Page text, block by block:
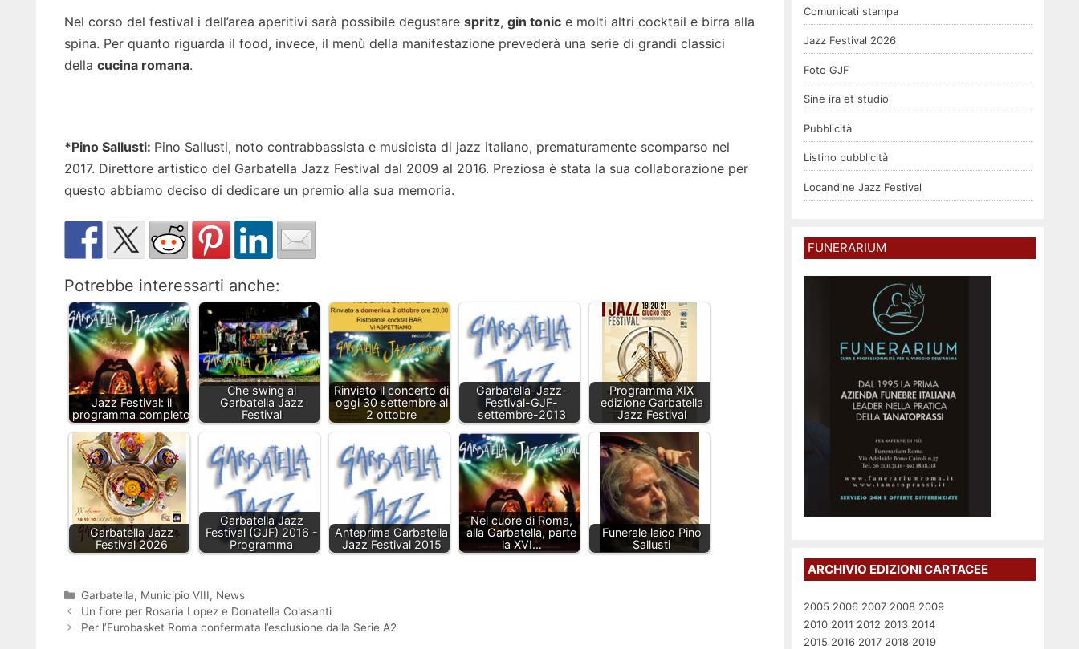
Nel corso del festival i dell’area aperitivi sarà possibile degustare spritz, gin tonice molti altri cocktail e birra alla
spina. Per quanto riguarda il food, invece, il menù della manifestazione prevederà una serie di grandi classici
della cucina romana.
*Pino Sallusti: Pino Sallusti, noto contrabbassista e musicista di jazz italiano, prematuramente scomparso nel
2017. Direttore artistico del Garbatella Jazz Festival dal 2009 al 2016. Preziosa è stata la sua collaborazione per
questo abbiamo deciso di dedicare un premio alla sua memoria.
Potrebbe interessarti anche:
Jazz Festival: il
programma completo
Che swing al
Garbatella Jazz
Festival
Rinviato il concerto di
oggi 30 settembre al
2 ottobre
Garbatella-Jazz-
Festival-GJF-
settembre-2013
Programma XIX
edizione Garbatella
Jazz Festival
Garbatella Jazz
Festival 2026
Garbatella Jazz
Festival (GJF) 2016 -
Programma
Anteprima Garbatella
Jazz Festival 2015
Nel cuore di Roma,
alla Garbatella, parte
la XVI…
Funerale laico Pino
Sallusti
Categorie
Garbatella, Municipio VIII, News
Un fiore per Rosaria Lopez e Donatella Colasanti
Per l’Eurobasket Roma confermata l’esclusione dalla Serie A2
Comunicati stampa
Jazz Festival 2026
Foto GJF
Sine ira et studio
Pubblicità
Listino pubblicità
Locandine Jazz Festival
FUNERARIUM
ARCHIVIO EDIZIONI CARTACEE
2005 2006 2007 2008 2009
2010 2011 2012 2013 2014
2015 2016 2017 2018 2019